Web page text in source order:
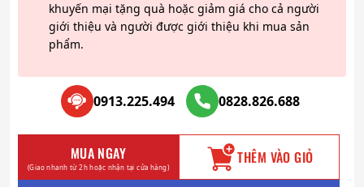
khuyến mại tặng quà hoặc giảm giá cho cả người
giới thiệu và người được giới thiệu khi mua sản
phẩm.
0913.225.494 0828.826.688
MUA NGAY
(Giao nhanh từ 2h hoặc nhận tại cửa hàng) THÊM VÀO GIỎ